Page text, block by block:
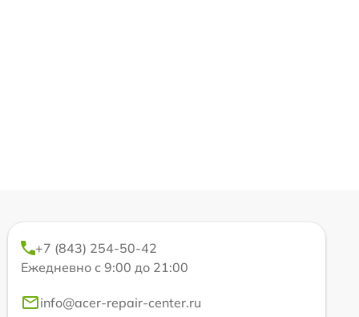
+7 (843) 254-50-42
Ежедневно с 9:00 до 21:00
info@acer-repair-center.ru